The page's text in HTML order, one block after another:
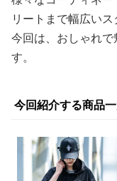
リートまで幅広いス
今回は、おしゃれ
す。
今回紹介する商品